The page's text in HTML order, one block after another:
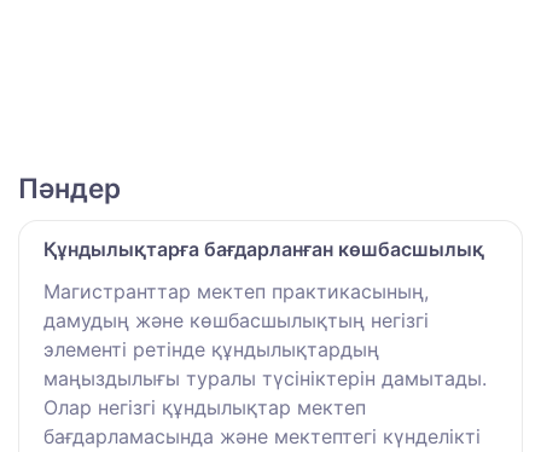
Пәндер
Құндылықтарға бағдарланған көшбасшылық
Магистранттар мектеп практикасының,
дамудың және көшбасшылықтың негізгі
элементі ретінде құндылықтардың
маңыздылығы туралы түсініктерін дамытады.
Олар негізгі құндылықтар мектеп
бағдарламасында және мектептегі күнделікті